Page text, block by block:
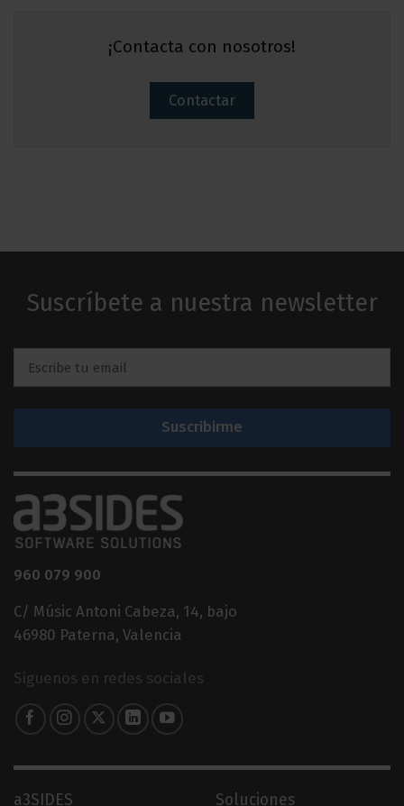
¡Contacta con nosotros!
Contactar
Suscríbete a nuestra newsletter
960 079 900
C/ Músic Antoni Cabeza, 14, bajo
46980 Paterna, Valencia
Síguenos en redes sociales
a3SIDES Soluciones